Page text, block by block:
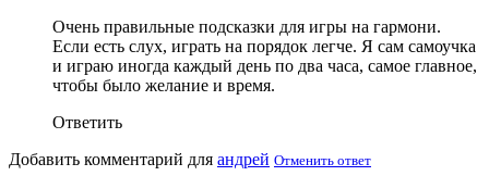
Очень правильные подсказки для игры на гармони.
Если есть слух, играть на порядок легче. Я сам самоучка
и играю иногда каждый день по два часа, самое главное,
чтобы было желание и время.
Ответить
Добавить комментарий для андрей Отменить ответ